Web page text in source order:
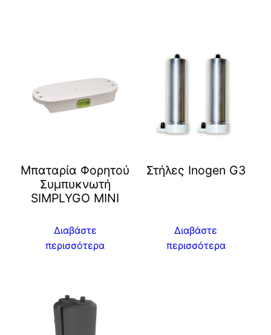
Μπαταρία Φορητού
Συμπυκνωτή
SIMPLYGO MINI
Διαβάστε
περισσότερα
Στήλες Inogen G3
Διαβάστε
περισσότερα